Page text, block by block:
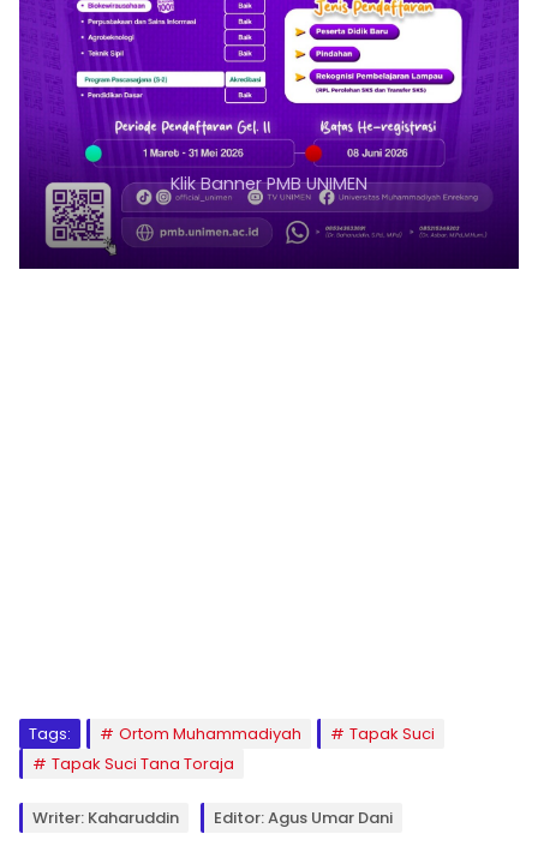
Klik Banner PMB UNIMEN
Tags: Ortom Muhammadiyah
Tapak Suci
Tapak Suci Tana Toraja
Writer: Kaharuddin Editor: Agus Umar Dani